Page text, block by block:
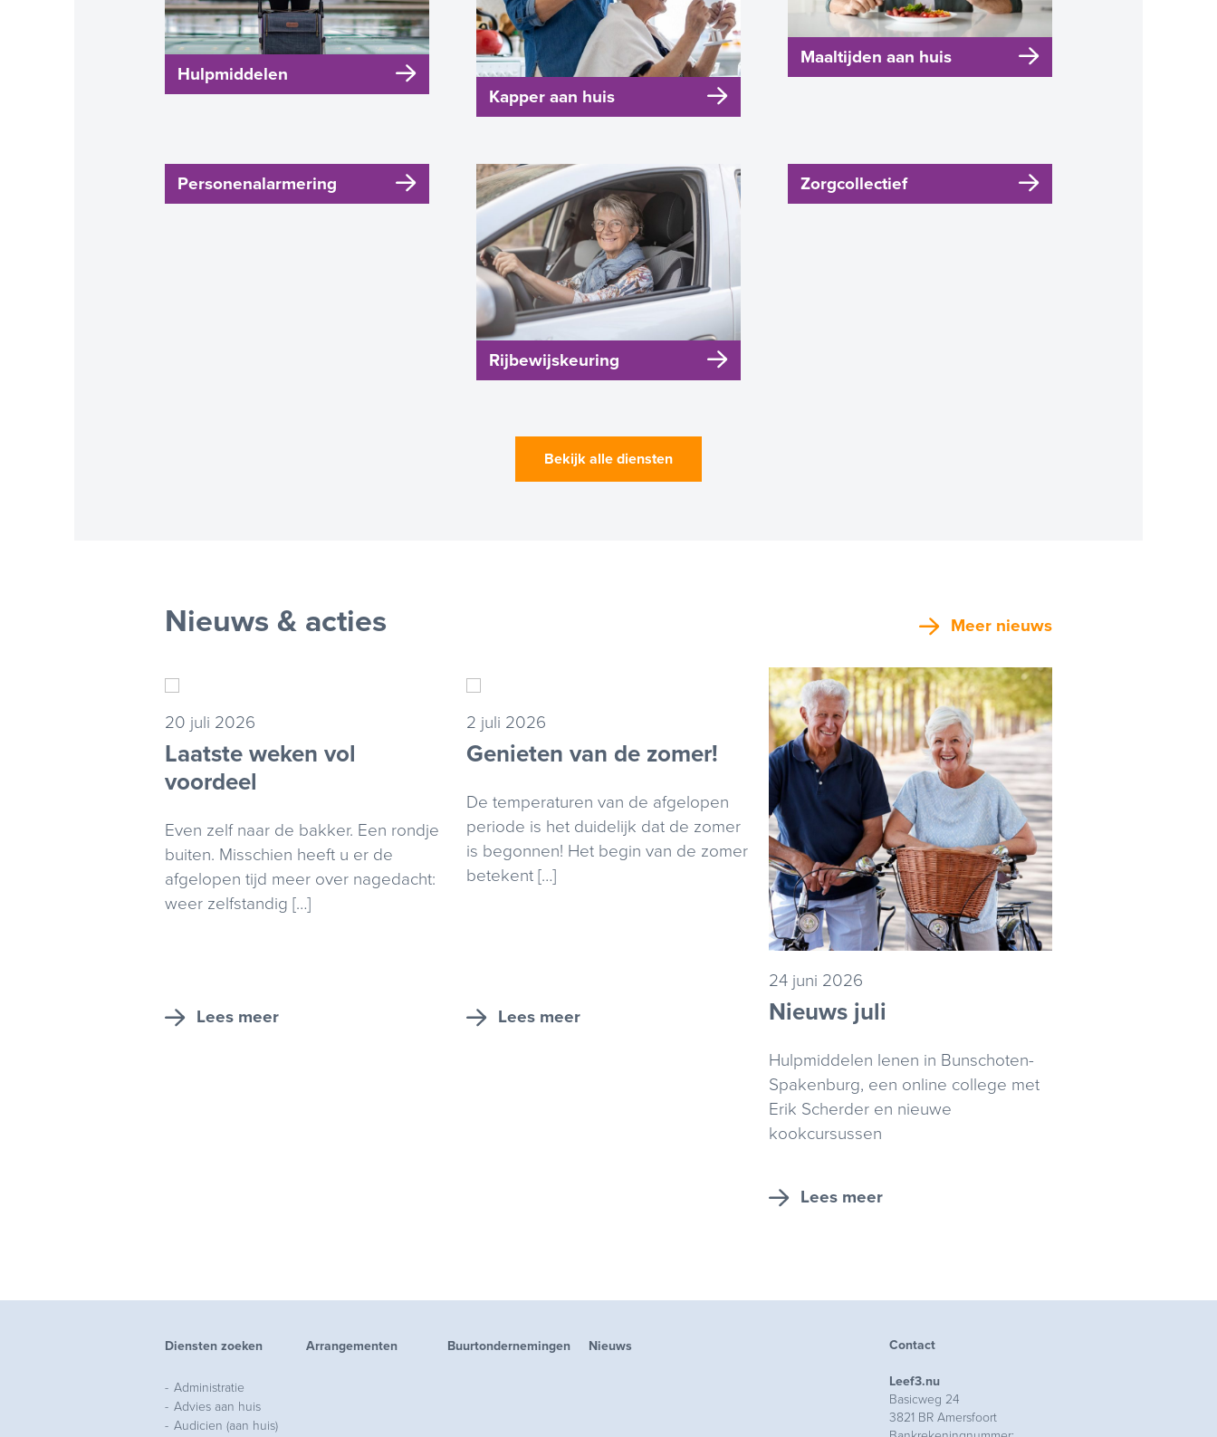
Hulpmiddelen
Kapper aan huis
Maaltijden aan huis
Personenalarmering
Rijbewijskeuring
Zorgcollectief
Bekijk alle diensten
Meer nieuws
Nieuws & acties
20 juli 2026
Laatste weken vol
voordeel
Even zelf naar de bakker. Een rondje
buiten. Misschien heeft u er de
afgelopen tijd meer over nagedacht:
weer zelfstandig […]
Lees meer
2 juli 2026
Genieten van de zomer!
De temperaturen van de afgelopen
periode is het duidelijk dat de zomer
is begonnen! Het begin van de zomer
betekent […]
Lees meer
24 juni 2026
Nieuws juli
Hulpmiddelen lenen in Bunschoten-
Spakenburg, een online college met
Erik Scherder en nieuwe
kookcursussen
Lees meer
Diensten zoeken
Administratie
Advies aan huis
Audicien (aan huis)
Arrangementen Buurtondernemingen Nieuws Contact
Leef3.nu
Basicweg 24
3821 BR Amersfoort